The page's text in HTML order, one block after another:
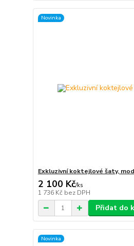
Novinka
Exkluzivní koktejlové šaty,
2 100 Kč/ks
1 736 Kč bez DPH
Přidat do
Novinka